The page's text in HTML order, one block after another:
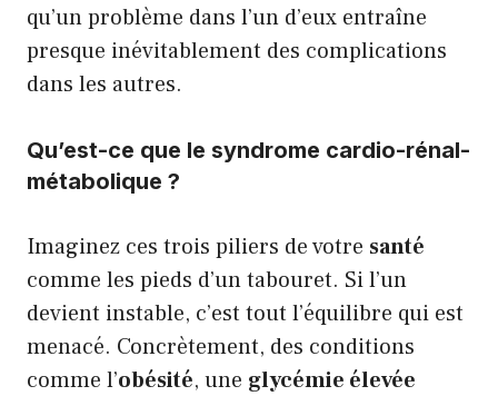
qu’un problème dans l’un d’eux entraîne
presque inévitablement des complications
dans les autres.
Qu’est-ce que le syndrome cardio-rénal-
métabolique ?
Imaginez ces trois piliers de votre santé
comme les pieds d’un tabouret. Si l’un
devient instable, c’est tout l’équilibre qui est
menacé. Concrètement, des conditions
comme l’obésité, une glycémie élevée